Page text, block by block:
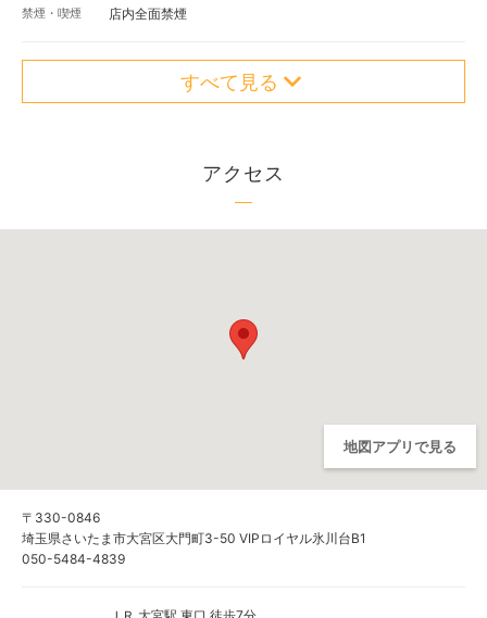
禁煙・喫煙 店内全面禁煙
すべて見る
アクセス
地図アプリで見る
〒330-0846
埼玉県さいたま市大宮区大門町3-50 VIPロイヤル氷川台B1
050-5484-4839